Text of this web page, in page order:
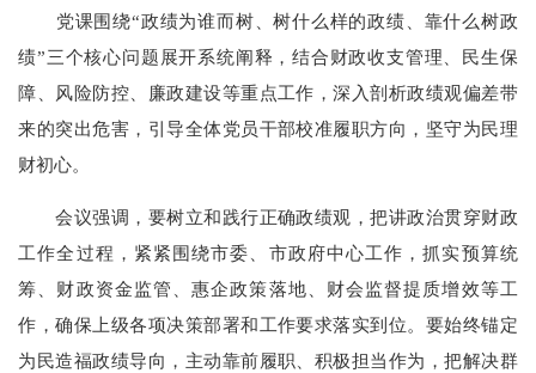
党课围绕“政绩为谁而树、树什么样的政绩、靠什么树政
绩”三个核心问题展开系统阐释，结合财政收支管理、民生保
障、风险防控、廉政建设等重点工作，深入剖析政绩观偏差带
来的突出危害，引导全体党员干部校准履职方向，坚守为民理
财初心。
会议强调，要树立和践行正确政绩观，把讲政治贯穿财政
工作全过程，紧紧围绕市委、市政府中心工作，抓实预算统
筹、财政资金监管、惠企政策落地、财会监督提质增效等工
作，确保上级各项决策部署和工作要求落实到位。要始终锚定
为民造福政绩导向，主动靠前履职、积极担当作为，把解决群